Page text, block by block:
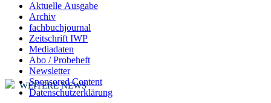
Aktuelle Ausgabe
Archiv
fachbuchjournal
Zeitschrift IWP
Mediadaten
Abo / Probeheft
Newsletter
Sponsored Content
Datenschutzerklärung
WEITERE NEWS